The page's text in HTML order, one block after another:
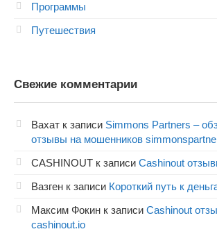
Программы
Путешествия
Свежие комментарии
Вахат к записи Simmons Partners –
отзывы на мошенников
CASHINOUT к записи Cashinout
Вазген к записи Короткий путь к
Максим Фокин к записи Cashinout
cashinout.io